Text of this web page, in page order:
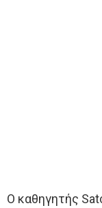
Ο καθηγητής